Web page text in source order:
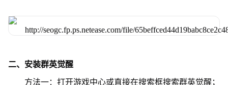
二、安装群英觉醒
方法一：打开游戏中心或直接在搜索框搜索群英觉醒；